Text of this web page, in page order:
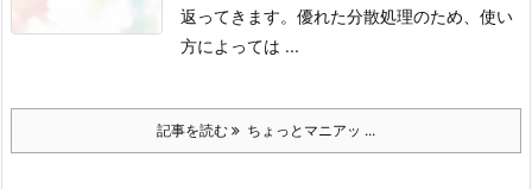
返ってきます。優れた分散処理のため、使い
方によっては ...
記事を読む ちょっとマニアッ ...